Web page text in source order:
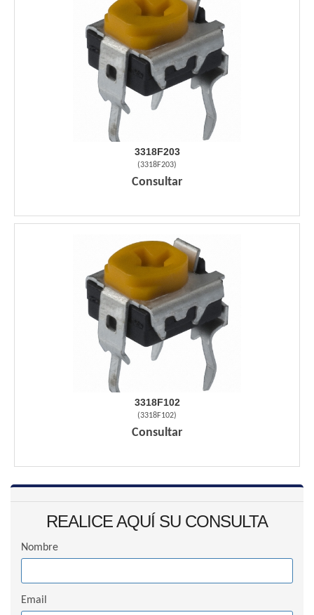
3318F203
(3318F203)
Consultar
3318F102
(3318F102)
Consultar
REALICE AQUÍ SU CONSULTA
Nombre
Email